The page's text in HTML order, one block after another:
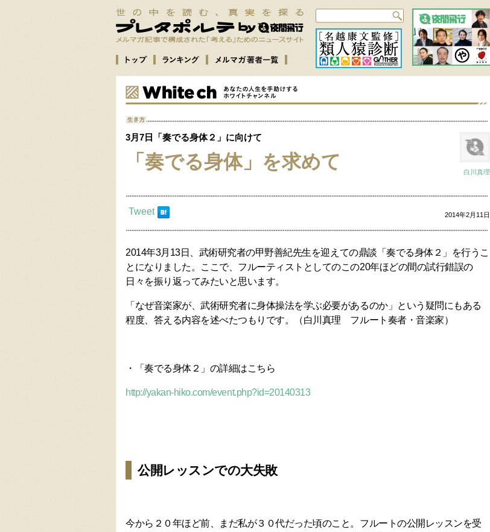
白川真理
3月7日「奏でる身体２」に向けて
「奏でる身体」を求めて
2014年2月11日
Tweet
2014年3月13日、武術研究者の甲野善紀先生を迎えての鼎談「奏でる身体２」を行うこ
とになりました。ここで、フルーティストとしてのこの20年ほどの間の試行錯誤の
日々を振り返ってみたいと思います。
「なぜ音楽家が、武術研究者に身体操法を学ぶ必要があるのか」という疑問にもある
程度、答える内容を述べたつもりです。（白川真理 フルート奏者・音楽家）
・「奏でる身体２」の詳細はこちら
http://yakan-hiko.com/event.php?id=20140313
公開レッスンでの大失敗
今から２０年ほど前、まだ私が３０代だった頃のこと。フルートの公開レッスンを受